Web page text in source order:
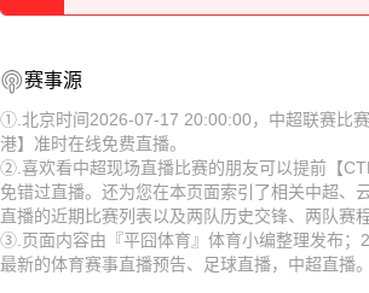
2026-08-15 【中超】 云南玉昆VS上
2026-08-15 【中超】 云南玉昆VS上
2026-08-15 【中超】 云南玉昆VS上
2026-08-15 【中超】 云南玉昆VS上
2026-08-15 【中超】 云南玉昆VS上
2026-08-15 【中超】 云南玉昆VS上
赛事源
①.北京时间2026-07-17 20:00:00，中超联赛比
港】准时在线免费直播。
②.喜欢看中超现场直播比赛的朋友可以提前【
免错过直播。还为您在本页面索引了相关中超、
直播的近期比赛列表以及两队历史交锋、两队赛程
③.页面内容由『平囧体育』体育小编整理发布；
最新的体育赛事直播预告、足球直播，中超直播。